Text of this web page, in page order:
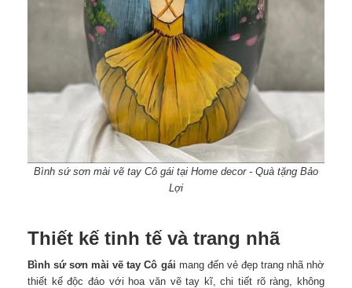
Bình sứ sơn mài vẽ tay Cô gái tại Home decor - Quà tặng Bảo
Lợi
Thiết kế tinh tế và trang nhã
Bình sứ sơn mài vẽ tay Cô gái mang đến vẻ đẹp trang nhã nhờ
thiết kế độc đáo với hoa văn vẽ tay kĩ, chi tiết rõ ràng, không